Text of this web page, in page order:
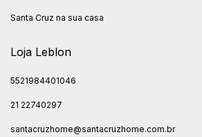
Santa Cruz na sua casa
Loja Leblon
5521984401046
21 22740297
santacruzhome@santacruzhome.com.br